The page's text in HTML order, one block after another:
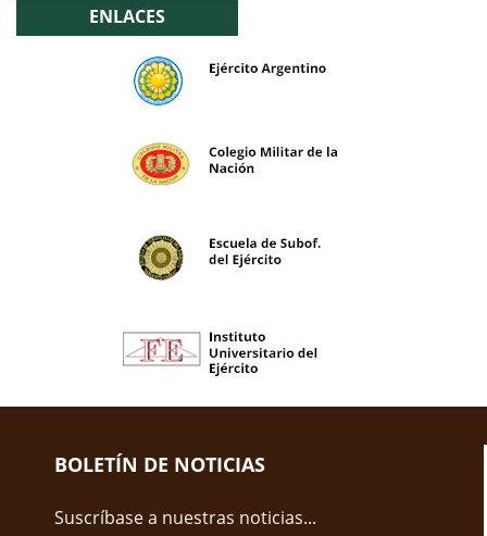
ENLACES
BOLETÍN DE NOTICIAS
Suscríbase a nuestras noticias...